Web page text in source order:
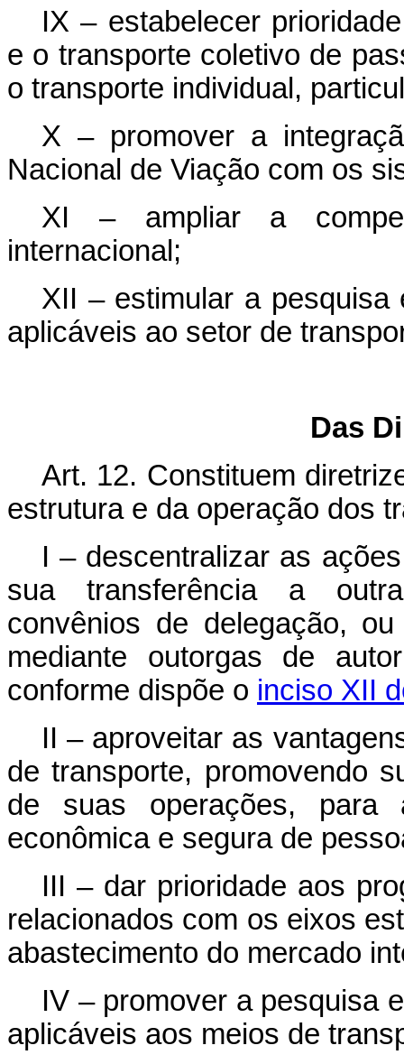
IX – estabelecer
e o transporte coletivo de
o transporte individual,
X – promover a
Nacional de Viação com os
XI – ampliar a
internacional;
XII – estimular a pesquisa
aplicáveis ao setor de
Das
Art. 12. Constituem
estrutura e da operação dos
I – descentralizar as
sua transferência a
convênios de delegação,
mediante outorgas de
conforme dispõe o inciso XII
II – aproveitar as
de transporte, promovendo
de suas operações, para
econômica e segura de
III – dar prioridade aos
relacionados com os eixos
abastecimento do mercado
IV – promover a pesquisa
aplicáveis aos meios de